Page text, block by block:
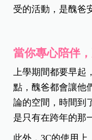
受的活動，是醜爸
當你專心陪伴
上學期間都要早起
點，醜爸都會讓他
論的空間，時間到
是只有在跨年的那